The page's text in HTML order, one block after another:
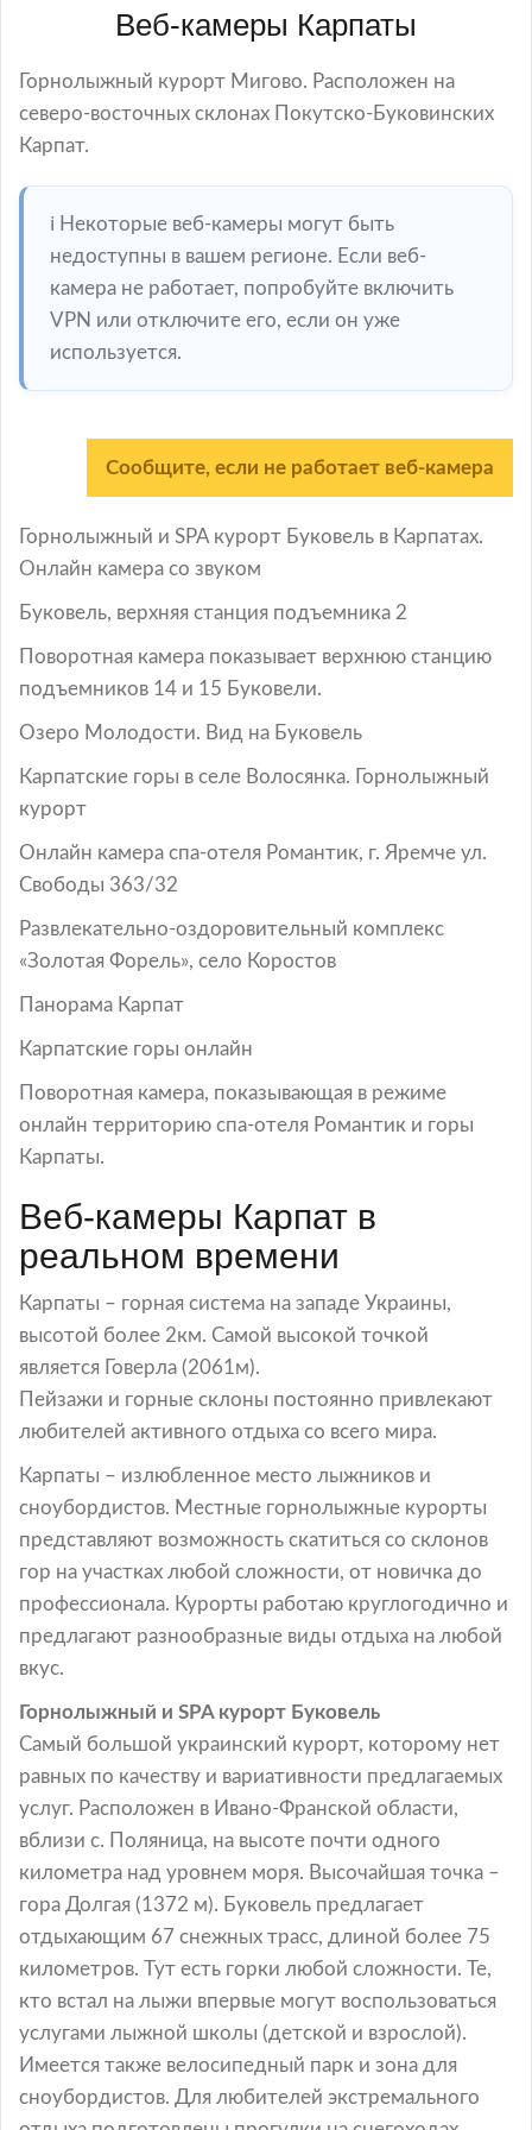
Веб-камеры Карпаты
Горнолыжный курорт Мигово. Расположен на
северо-восточных склонах Покутско-Буковинских
Карпат.
ℹ️ Некоторые веб-камеры могут быть
недоступны в вашем регионе. Если веб-
камера не работает, попробуйте включить
VPN или отключите его, если он уже
используется.
Сообщите, если не работает веб-камера
Горнолыжный и SPA курорт Буковель в Карпатах.
Онлайн камера со звуком
Буковель, верхняя станция подъемника 2
Поворотная камера показывает верхнюю станцию
подъемников 14 и 15 Буковели.
Озеро Молодости. Вид на Буковель
Карпатские горы в селе Волосянка. Горнолыжный
курорт
Онлайн камера спа-отеля Романтик, г. Яремче ул.
Свободы 363/32
Развлекательно-оздоровительный комплекс
«Золотая Форель», село Коростов
Панорама Карпат
Карпатские горы онлайн
Поворотная камера, показывающая в режиме
онлайн территорию спа-отеля Романтик и горы
Карпаты.
Веб-камеры Карпат в
реальном времени
Карпаты – горная система на западе Украины,
высотой более 2км. Самой высокой точкой
является Говерла (2061м).
Пейзажи и горные склоны постоянно привлекают
любителей активного отдыха со всего мира.
Карпаты – излюбленное место лыжников и
сноубордистов. Местные горнолыжные курорты
представляют возможность скатиться со склонов
гор на участках любой сложности, от новичка до
профессионала. Курорты работаю круглогодично и
предлагают разнообразные виды отдыха на любой
вкус.
Горнолыжный и SPA курорт Буковель
Самый большой украинский курорт, которому нет
равных по качеству и вариативности предлагаемых
услуг. Расположен в Ивано-Франской области,
вблизи с. Поляница, на высоте почти одного
километра над уровнем моря. Высочайшая точка –
гора Долгая (1372 м). Буковель предлагает
отдыхающим 67 снежных трасс, длиной более 75
километров. Тут есть горки любой сложности. Те,
кто встал на лыжи впервые могут воспользоваться
услугами лыжной школы (детской и взрослой).
Имеется также велосипедный парк и зона для
сноубордистов. Для любителей экстремального